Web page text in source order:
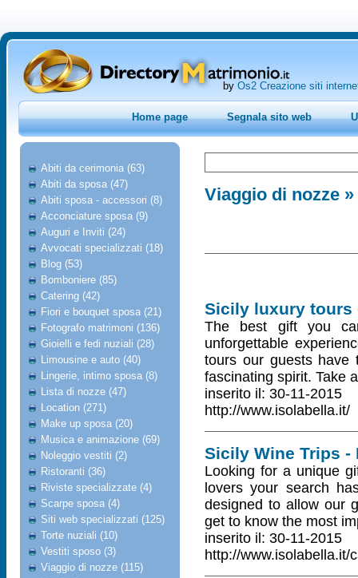
by Os2 Creazione siti
Home page Segnala sito web
Abiti da cerimonia (63)
Abiti da sposa (47)
Abiti sposa - accessori (8)
Acconciature sposa (9)
Auguri e Inviti (24)
Avvocati specializzati (18)
Blog (53)
Bomboniere (85)
Catering (42)
Fiori e bouquet sposa (21)
Fotografo matrimoni (136)
Gioielli e fedi nuziali (28)
Limousine e auto (40)
Lingerie, intimo sposa (8)
Lista di nozze (47)
Location (271)
Make up sposa (20)
Musica e animazione (69)
Noleggio vestiti (2)
Ristoranti (36)
Riviste specializzate (4)
Scarpe sposa (4)
Siti web specializzati (125)
Torte nuziali (10)
Vestiti sposo (3)
Viaggio di nozze (115)
Viaggio di nozze
Sicily luxury tours
The best gift you
unforgettable
tours our guests have
fascinating spirit. Take
inserito il: 30-11-2015
http://www.isolabella.it/
Sicily Wine Trips -
Looking for a unique
lovers your search
designed to allow our
get to know the most
inserito il: 30-11-2015
http://www.isolabella.it/